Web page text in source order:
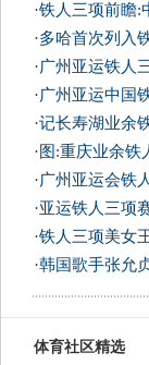
·铁人三项前瞻:
·多哈首次列入
·广州亚运铁人
·广州亚运中国
·记长寿湖业余
· 图:重庆业余铁
·广州亚运会铁
·亚运铁人三项
·铁人三项美女
·韩国歌手张允
体育社区精选